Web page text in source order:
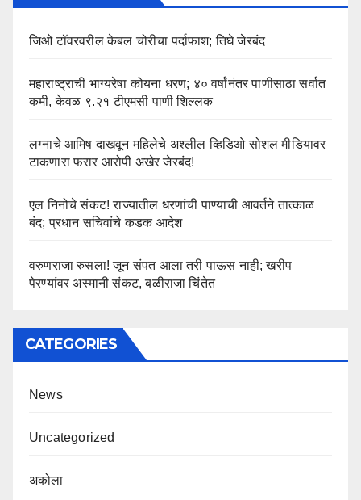
जिओ टॉवरवरील केबल चोरीचा पर्दाफाश; तिघे जेरबंद
महाराष्ट्राची भाग्यरेषा कोयना धरण; ४० वर्षांनंतर पाणीसाठा सर्वात
कमी, केवळ ९.२१ टीएमसी पाणी शिल्लक
लग्नाचे आमिष दाखवून महिलेचे अश्लील व्हिडिओ सोशल मीडियावर
टाकणारा फरार आरोपी अखेर जेरबंद!
एल निनोचे संकट! राज्यातील धरणांची पाण्याची आवर्तने तात्काळ
बंद; प्रधान सचिवांचे कडक आदेश
वरुणराजा रुसला! जून संपत आला तरी पाऊस नाही; खरीप
पेरण्यांवर अस्मानी संकट, बळीराजा चिंतेत
CATEGORIES
News
Uncategorized
अकोला